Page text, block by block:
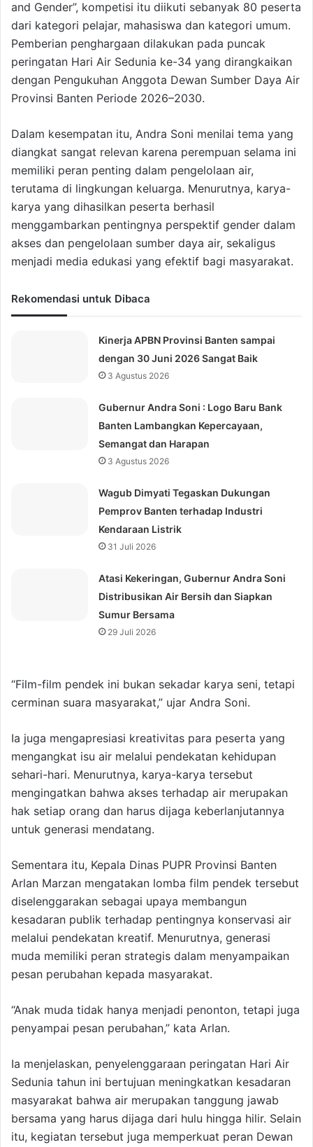
and Gender”, kompetisi itu diikuti sebanyak 80 peserta
dari kategori pelajar, mahasiswa dan kategori umum.
Pemberian penghargaan dilakukan pada puncak
peringatan Hari Air Sedunia ke-34 yang dirangkaikan
dengan Pengukuhan Anggota Dewan Sumber Daya Air
Provinsi Banten Periode 2026–2030.
Dalam kesempatan itu, Andra Soni menilai tema yang
diangkat sangat relevan karena perempuan selama ini
memiliki peran penting dalam pengelolaan air,
terutama di lingkungan keluarga. Menurutnya, karya-
karya yang dihasilkan peserta berhasil
menggambarkan pentingnya perspektif gender dalam
akses dan pengelolaan sumber daya air, sekaligus
menjadi media edukasi yang efektif bagi masyarakat.
Rekomendasi untuk Dibaca
Kinerja APBN Provinsi Banten sampai
dengan 30 Juni 2026 Sangat Baik
3 Agustus 2026
Gubernur Andra Soni : Logo Baru Bank
Banten Lambangkan Kepercayaan,
Semangat dan Harapan
3 Agustus 2026
Wagub Dimyati Tegaskan Dukungan
Pemprov Banten terhadap Industri
Kendaraan Listrik
31 Juli 2026
Atasi Kekeringan, Gubernur Andra Soni
Distribusikan Air Bersih dan Siapkan
Sumur Bersama
29 Juli 2026
“Film-film pendek ini bukan sekadar karya seni, tetapi
cerminan suara masyarakat,” ujar Andra Soni.
Ia juga mengapresiasi kreativitas para peserta yang
mengangkat isu air melalui pendekatan kehidupan
sehari-hari. Menurutnya, karya-karya tersebut
mengingatkan bahwa akses terhadap air merupakan
hak setiap orang dan harus dijaga keberlanjutannya
untuk generasi mendatang.
Sementara itu, Kepala Dinas PUPR Provinsi Banten
Arlan Marzan mengatakan lomba film pendek tersebut
diselenggarakan sebagai upaya membangun
kesadaran publik terhadap pentingnya konservasi air
melalui pendekatan kreatif. Menurutnya, generasi
muda memiliki peran strategis dalam menyampaikan
pesan perubahan kepada masyarakat.
“Anak muda tidak hanya menjadi penonton, tetapi juga
penyampai pesan perubahan,” kata Arlan.
Ia menjelaskan, penyelenggaraan peringatan Hari Air
Sedunia tahun ini bertujuan meningkatkan kesadaran
masyarakat bahwa air merupakan tanggung jawab
bersama yang harus dijaga dari hulu hingga hilir. Selain
itu, kegiatan tersebut juga memperkuat peran Dewan